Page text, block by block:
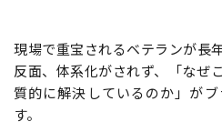
現場で重宝されるベテランが長
反面、体系化がされず、「なぜ
質的に解決しているのか」が
す。